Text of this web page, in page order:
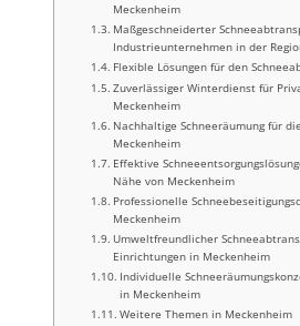
Meckenheim
Maßgeschneiderter
Industrieunternehmen in der
Flexible Lösungen für den
Zuverlässiger Winterdienst für
Meckenheim
Nachhaltige Schneeräumung für
Meckenheim
Effektive
Nähe von Meckenheim
Professionelle
Meckenheim
Umweltfreundlicher
Einrichtungen in Meckenheim
Individuelle
in Meckenheim
Weitere Themen in Meckenheim